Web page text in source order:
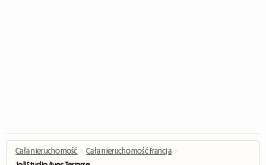
Cała nieruchomość › Cała nieruchomość Francja ›